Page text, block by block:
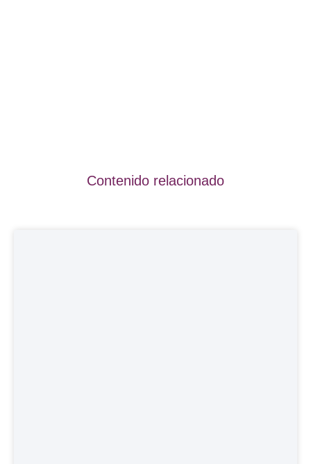
Contenido relacionado